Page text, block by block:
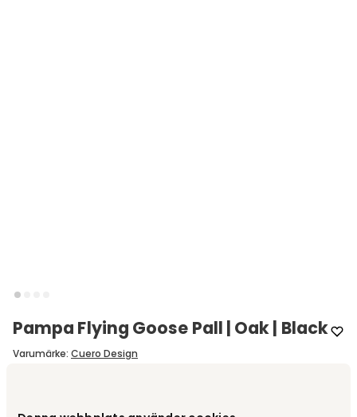
Pampa Flying Goose Pall | Oak | Black
Varumärke: Cuero Design